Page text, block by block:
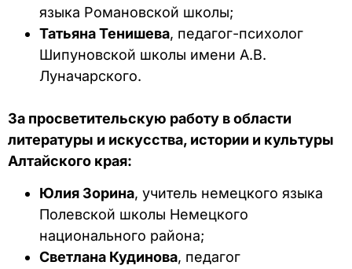
языка Романовской школы;
Татьяна Тенишева, педагог-психолог
Шипуновской школы имени А.В.
Луначарского.
За просветительскую работу в области
литературы и искусства, истории и культуры
Алтайского края:
Юлия Зорина, учитель немецкого языка
Полевской школы Немецкого
национального района;
Светлана Кудинова, педагог